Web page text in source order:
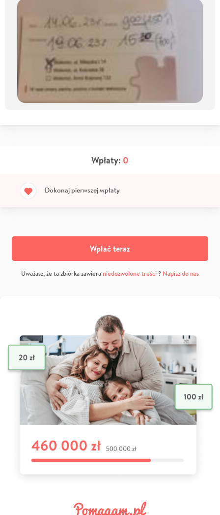
Wpłaty: 0
Dokonaj pierwszej wpłaty
Wpłać teraz
Uważasz, że ta zbiórka zawiera niedozwolone treści? Napisz do nas